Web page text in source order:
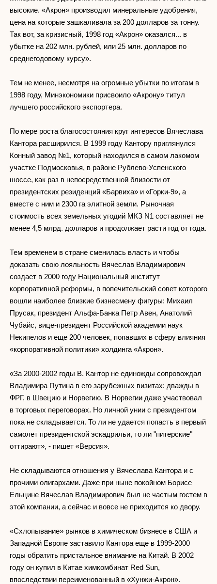
высокие. «Акрон» производил минеральные удобрения,
цена на которые зашкаливала за 200 долларов за тонну.
Так вот, за кризисный, 1998 год «Акрон» оказался... в
убытке на 202 млн. рублей, или 25 млн. долларов по
среднегодовому курсу».
Тем не менее, несмотря на огромные убытки по итогам в
1998 году, Минэкономики присвоило «Акрону» титул
лучшего российского экспортера.
По мере роста благосостояния круг интересов Вячеслава
Кантора расширился. В 1999 году Кантору приглянулся
Конный завод №1, который находился в самом лакомом
участке Подмосковья, в районе Рублево-Успенского
шоссе, как раз в непосредственной близости от
президентских резиденций «Барвиха» и «Горки-9», а
вместе с ним и 2300 га элитной земли. Рыночная
стоимость всех земельных угодий МКЗ N1 составляет не
менее 4,5 млрд. долларов и продолжает расти год от года.
Тем временем в стране сменилась власть и чтобы
доказать свою лояльность Вячеслав Владимирович
создает в 2000 году Национальный институт
корпоративной реформы, в попечительский совет которого
вошли наиболее близкие бизнесмену фигуры: Михаил
Прусак, президент Альфа-Банка Петр Авен, Анатолий
Чубайс, вице-президент Российской академии наук
Некипелов и еще 200 человек, попавших в сферу влияния
«корпоративной политики» холдинга «Акрон».
«За 2000-2002 годы В. Кантор не единожды сопровождал
Владимира Путина в его зарубежных визитах: дважды в
ФРГ, в Швецию и Норвегию. В Норвегии даже участвовал
в торговых переговорах. Но личной унии с президентом
пока не складывается. То ли не удается попасть в первый
самолет президентской эскадрильи, то ли "питерские"
оттирают», - пишет «Версия».
Не складываются отношения у Вячеслава Кантора и с
прочими олигархами. Даже при ныне покойном Борисе
Ельцине Вячеслав Владимирович был не частым гостем в
этой компании, а сейчас и вовсе не приходится ко двору.
«Схлопывание» рынков в химическом бизнесе в США и
Западной Европе заставило Кантора еще в 1999-2000
годы обратить пристальное внимание на Китай. В 2002
году он купил в Китае химкомбинат Red Sun,
впоследствии переименованный в «Хунжи-Акрон».